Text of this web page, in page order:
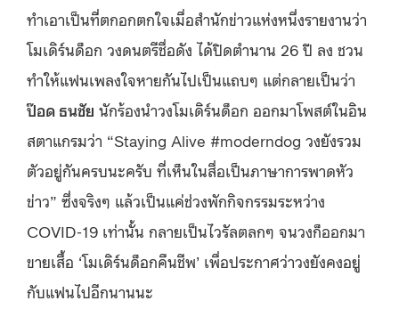
ทำเอาเป็นที่ตกอกตกใจเมื่อสำนักข่าวแห่งหนึ่งรายงานว่า
โมเดิร์นด็อก วงดนตรีชื่อดัง ได้ปิดตำนาน 26 ปี ลง ชวน
ทำให้แฟนเพลงใจหายกันไปเป็นแถบๆ แต่กลายเป็นว่า
ป๊อด ธนชัย นักร้องนำวงโมเดิร์นด็อก ออกมาโพสต์ในอิน
สตาแกรมว่า “Staying Alive #moderndog วงยังรวม
ตัวอยู่กันครบนะครับ ที่เห็นในสื่อเป็นภาษาการพาดหัว
ข่าว” ซึ่งจริงๆ แล้วเป็นแค่ช่วงพักกิจกรรมระหว่าง
COVID-19 เท่านั้น กลายเป็นไวรัลตลกๆ จนวงก็ออกมา
ขายเสื้อ ‘โมเดิร์นด็อกคืนชีพ’ เพื่อประกาศว่าวงยังคงอยู่
กับแฟนไปอีกนานนะ